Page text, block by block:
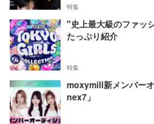
特集
"史上最大級のファッ
たっぷり紹介
特集
moxymill新メンバー
nex7」